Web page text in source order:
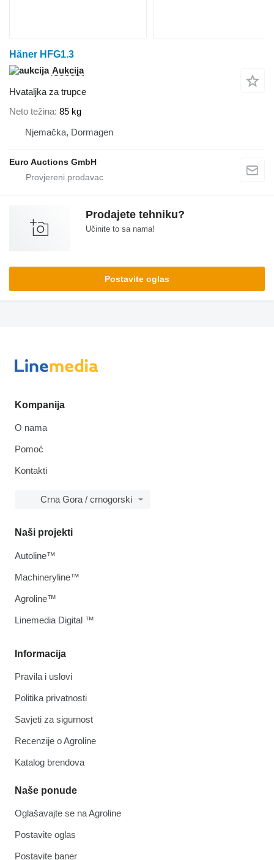
Häner HFG1.3
Aukcija
Hvataljka za trupce
Neto težina 85 kg
Njemačka, Dormagen
Euro Auctions GmbH
Prodajete tehniku?
Učinite to sa nama!
Postavite oglas
Kompanija
O nama
Pomoć
Kontakti
Crna Gora / crnogorski
Informacija
Pravila i uslovi
Politika privatnosti
Savjeti za sigurnost
Recenzije o Agroline
Katalog brendova
Naše ponude
Oglašavajte se na Agroline
Postavite oglas
Postavite baner
Naši projekti
Autoline™
Machineryline™
Agroline™
Linemedia Digital ™